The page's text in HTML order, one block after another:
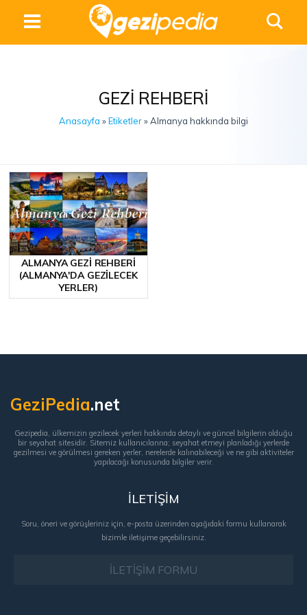
GEZI REHBERI
Anasayfa »Etiketler» Almanya hakkında bilgi
ALMANYA GEZI REHBERI
(ALMANYA'DA GEZILECEK
YERLER)
GeziPedia.net
Gezipedia, ülkemizin gezilecek yerleri hakkında detaylı ve güncel bilgilerin olduğu
bir seyahat sitesidir. Sitemiz kullanıcılarına; seyahat etmeyi planladığı yerlerde
gezilmesi ve görülmesi gereken yerler, nerelerde kalınabileceği ve ne gibi aktiviteler
yapılacağı konusunda bilgiler verir.
İLETİŞİM
Soru, öneri ve görüşleriniz için, e-posta üzerinden aşağıdaki formu kullanarak
bizimle iletişime geçebilirsiniz.
İLETİŞİM FORMU